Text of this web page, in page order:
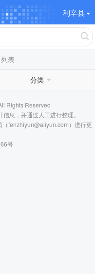
利辛县
表
分类
Rights Reserved
息，并通过人工进行整理。
fenzhiyun@aliyun.com）进行更
号